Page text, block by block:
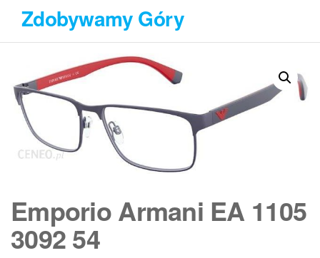
Przejdź
treści
Zdobywamy Góry
Emporio Armani EA 1105
3092 54